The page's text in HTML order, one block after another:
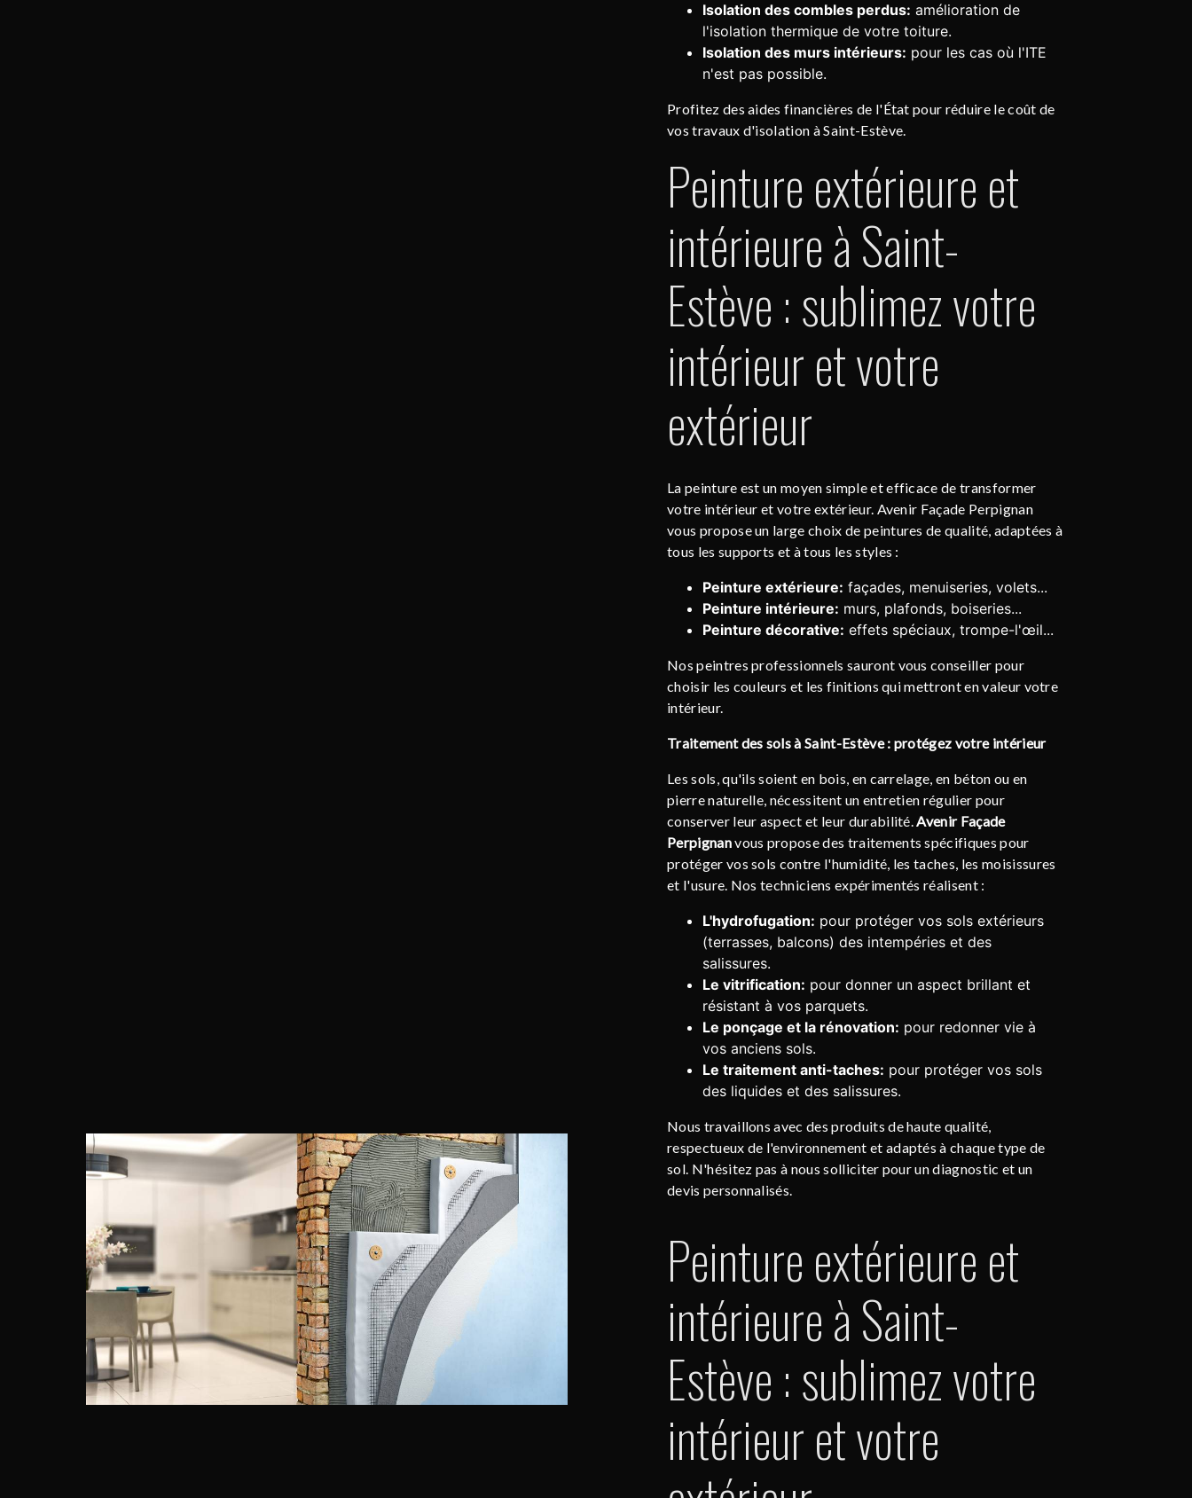
Isolation des combles perdus: amélioration de
l'isolation thermique de votre toiture.
Isolation des murs intérieurs: pour les cas où l'ITE
n'est pas possible.
Profitez des aides financières de l'État pour réduire le coût de
vos travaux d'isolation à Saint-Estève.
Peinture extérieure et
intérieure à Saint-
Estève : sublimez votre
intérieur et votre
extérieur
La peinture est un moyen simple et efficace de transformer
votre intérieur et votre extérieur. Avenir Façade Perpignan
vous propose un large choix de peintures de qualité, adaptées à
tous les supports et à tous les styles :
Peinture extérieure: façades, menuiseries, volets...
Peinture intérieure: murs, plafonds, boiseries...
Peinture décorative: effets spéciaux, trompe-l'œil...
Nos peintres professionnels sauront vous conseiller pour
choisir les couleurs et les finitions qui mettront en valeur votre
intérieur.
Traitement des sols à Saint-Estève : protégez votre intérieur
Les sols, qu'ils soient en bois, en carrelage, en béton ou en
pierre naturelle, nécessitent un entretien régulier pour
conserver leur aspect et leur durabilité.Avenir Façade
Perpignanvous propose des traitements spécifiques pour
protéger vos sols contre l'humidité, les taches, les moisissures
et l'usure. Nos techniciens expérimentés réalisent :
L'hydrofugation: pour protéger vos sols extérieurs
(terrasses, balcons) des intempéries et des
salissures.
Le vitrification: pour donner un aspect brillant et
résistant à vos parquets.
Le ponçage et la rénovation: pour redonner vie à
vos anciens sols.
Le traitement anti-taches: pour protéger vos sols
des liquides et des salissures.
Nous travaillons avec des produits de haute qualité,
respectueux de l'environnement et adaptés à chaque type de
sol. N'hésitez pas à nous solliciter pour un diagnostic et un
devis personnalisés.
Peinture extérieure et
intérieure à Saint-
Estève : sublimez votre
intérieur et votre